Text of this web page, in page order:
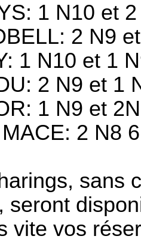
1 N10 et
2 N9
1 N10 et 1
2 N9 et 1
1 N9 et
2 N8
sans
seront
vite vos